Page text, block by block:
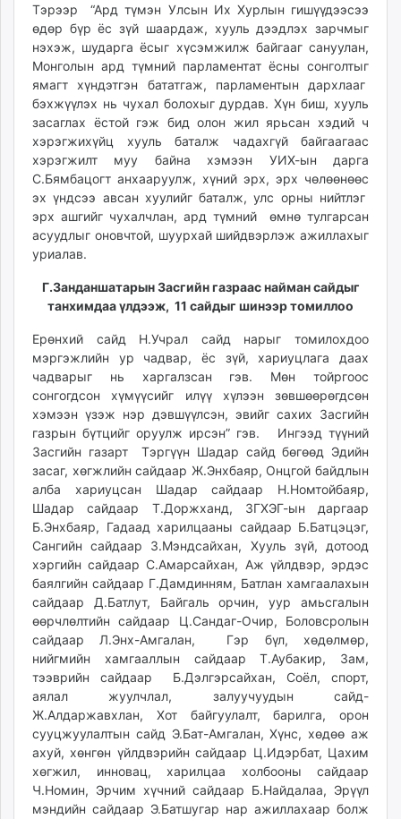
Тэрээр “Ард түмэн Улсын Их Хурлын гишүүдээсээ
өдөр бүр ёс зүй шаардаж, хууль дээдлэх зарчмыг
нэхэж, шударга ёсыг хүсэмжилж байгааг сануулан,
Монголын ард түмний парламентат ёсны сонголтыг
ямагт хүндэтгэн бататгаж, парламентын дархлааг
бэхжүүлэх нь чухал болохыг дурдав. Хүн биш, хууль
засаглах ёстой гэж бид олон жил ярьсан хэдий ч
хэрэгжихүйц хууль баталж чадахгүй байгаагаас
хэрэгжилт муу байна хэмээн УИХ-ын дарга
С.Бямбацогт анхааруулж, хүний эрх, эрх чөлөөнөөс
эх үндсээ авсан хуулийг баталж, улс орны нийтлэг
эрх ашгийг чухалчлан, ард түмний өмнө тулгарсан
асуудлыг оновчтой, шуурхай шийдвэрлэж ажиллахыг
уриалав.
Г.Занданшатарын Засгийн газраас найман сайдыг
танхимдаа үлдээж, 11 сайдыг шинээр томиллоо
Ерөнхий сайд Н.Учрал сайд нарыг томилохдоо
мэргэжлийн ур чадвар, ёс зүй, хариуцлага даах
чадварыг нь харгалзсан гэв. Мөн тойргоос
сонгогдсон хүмүүсийг илүү хүлээн зөвшөөрөгдсөн
хэмээн үзэж нэр дэвшүүлсэн, эвийг сахих Засгийн
газрын бүтцийг оруулж ирсэн” гэв. Ингээд түүний
Засгийн газарт Тэргүүн Шадар сайд бөгөөд Эдийн
засаг, хөгжлийн сайдаар Ж.Энхбаяр, Онцгой байдлын
алба хариуцсан Шадар сайдаар Н.Номтойбаяр,
Шадар сайдаар Т.Доржханд, ЗГХЭГ-ын даргаар
Б.Энхбаяр, Гадаад харилцааны сайдаар Б.Батцэцэг,
Сангийн сайдаар З.Мэндсайхан, Хууль зүй, дотоод
хэргийн сайдаар С.Амарсайхан, Аж үйлдвэр, эрдэс
баялгийн сайдаар Г.Дамдинням, Батлан хамгаалахын
сайдаар Д.Батлут, Байгаль орчин, уур амьсгалын
өөрчлөлтийн сайдаар Ц.Сандаг-Очир, Боловсролын
сайдаар Л.Энх-Амгалан, Гэр бүл, хөдөлмөр,
нийгмийн хамгааллын сайдаар Т.Аубакир, Зам,
тээврийн сайдаар Б.Дэлгэрсайхан, Соёл, спорт,
аялал жуулчлал, залуучуудын сайд-
Ж.Алдаржавхлан, Хот байгуулалт, барилга, орон
сууцжуулалтын сайд Э.Бат-Амгалан, Хүнс, хөдөө аж
ахуй, хөнгөн үйлдвэрийн сайдаар Ц.Идэрбат, Цахим
хөгжил, инновац, харилцаа холбооны сайдаар
Ч.Номин, Эрчим хүчний сайдаар Б.Найдалаа, Эрүүл
мэндийн сайдаар Э.Батшугар нар ажиллахаар болж